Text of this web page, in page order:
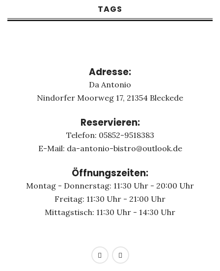
TAGS
Adresse:
Da Antonio
Nindorfer Moorweg 17, 21354 Bleckede
Reservieren:
Telefon: 05852-9518383
E-Mail: da-antonio-bistro@outlook.de
Öffnungszeiten:
Montag - Donnerstag: 11:30 Uhr - 20:00 Uhr
Freitag: 11:30 Uhr - 21:00 Uhr
Mittagstisch: 11:30 Uhr - 14:30 Uhr